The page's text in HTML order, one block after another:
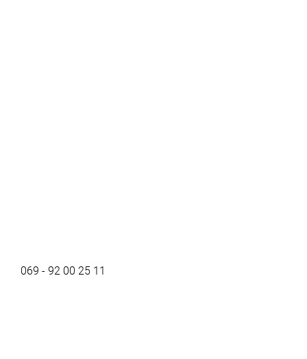
069 - 92 00 25 11